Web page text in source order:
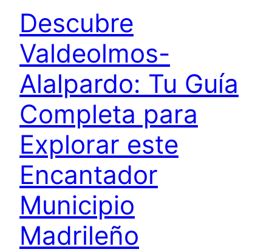
Descubre
Valdeolmos-
Alalpardo: Tu Guía
Completa para
Explorar este
Encantador
Municipio
Madrileño